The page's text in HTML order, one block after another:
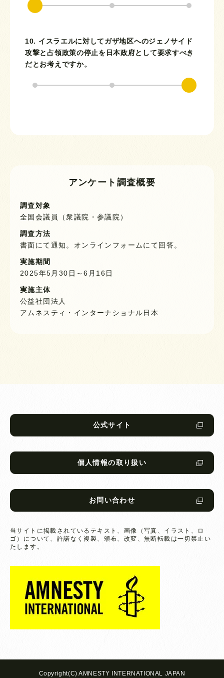
10. イスラエルに対してガザ地区へのジェノサイド
攻撃と占領政策の停止を日本政府として要求すべき
だとお考えですか。
アンケート調査概要
調査対象
全国会議員（衆議院・参議院）
調査方法
書面にて通知。オンラインフォームにて回答。
実施期間
2025年5月30日～6月16日
実施主体
公益社団法人
アムネスティ・インターナショナル日本
公式サイト
個人情報の取り扱い
お問い合わせ
当サイトに掲載されているテキスト、画像（写真、イラスト、ロ
ゴ）について、 許諾なく複製、頒布、改変、無断転載は一切禁止い
たします。
Copyright(C) AMNESTY INTERNATIONAL JAPAN